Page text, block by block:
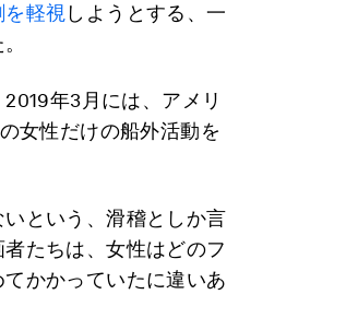
軽視 しようとする、一
年3月には、アメリ
女性だけの船外活動を
という、滑稽としか言
たちは、女性はどのフ
かかっていたに違いあ